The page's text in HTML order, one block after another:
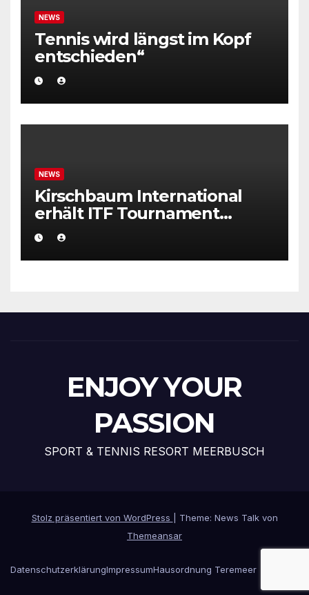
NEWS
Tennis wird längst im Kopf
entschieden“
NEWS
Kirschbaum International
erhält ITF Tournament
Recognition Award 2025
ENJOY YOUR
PASSION
SPORT & TENNIS RESORT MEERBUSCH
Stolz präsentiert von WordPress
Theme: News Talk von
Themeansar
DatenschutzerklärungImpressumHausordnung Teremeer